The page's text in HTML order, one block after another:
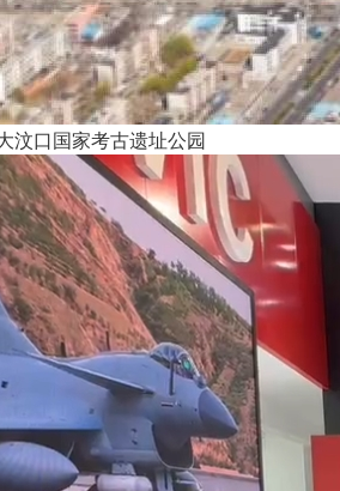
汶口国家考古遗址公园